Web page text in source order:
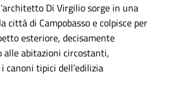
Di Virgilio sorge in una
città di Campobasso e colpisce per
esteriore, decisamente
abitazioni circostanti,
canoni tipici dell’edilizia